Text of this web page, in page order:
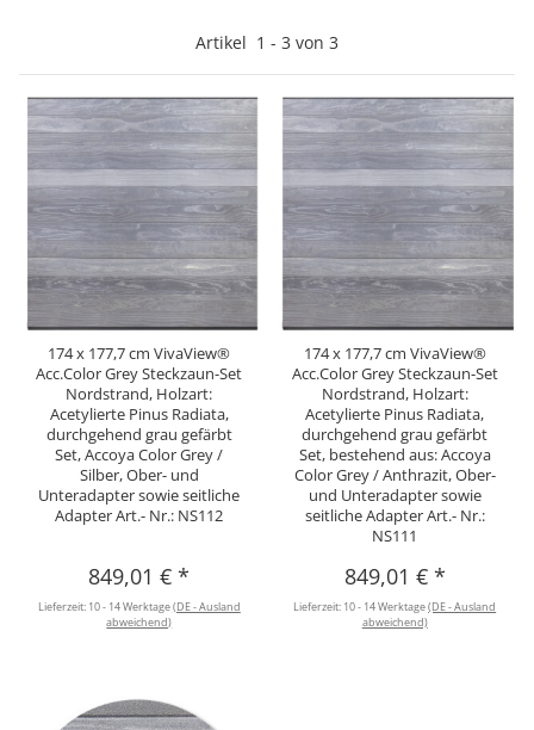
Artikel 1 - 3 von 3
174 x 177,7 cm VivaView®
Acc.Color Grey Steckzaun-Set
Nordstrand, Holzart:
Acetylierte Pinus Radiata,
durchgehend grau gefärbt
Set, Accoya Color Grey /
Silber, Ober- und
Unteradapter sowie seitliche
Adapter Art.- Nr.: NS112
849,01 €*
Lieferzeit: 10 - 14 Werktage(DE - Ausland
abweichend)
174 x 177,7 cm VivaView®
Acc.Color Grey Steckzaun-Set
Nordstrand, Holzart:
Acetylierte Pinus Radiata,
durchgehend grau gefärbt
Set, bestehend aus: Accoya
Color Grey / Anthrazit, Ober-
und Unteradapter sowie
seitliche Adapter Art.- Nr.:
NS111
849,01 € *
Lieferzeit: 10 - 14 Werktage(DE - Ausland
abweichend)